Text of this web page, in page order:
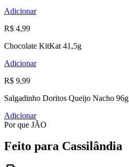
Adicionar
R$ 4,99
Chocolate KitKat 41,5g
Adicionar
R$ 9,99
Salgadinho Doritos Queijo Nacho 96g
Adicionar
Por que JÃO
Feito para Cassilândia